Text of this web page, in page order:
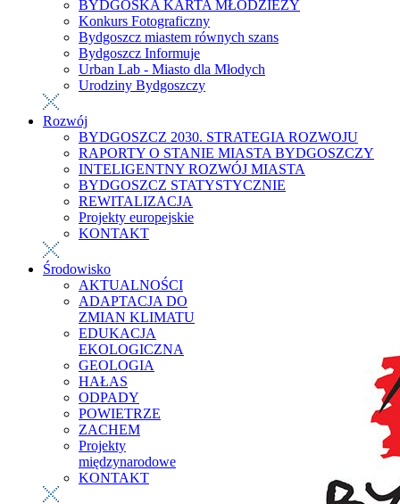
BYDGOSKA KARTA MŁODZIEŻY
Konkurs Fotograficzny
Bydgoszcz miastem równych szans
Bydgoszcz Informuje
Urban Lab - Miasto dla Młodych
Urodziny Bydgoszczy
Rozwój
BYDGOSZCZ 2030. STRATEGIA ROZWOJU
RAPORTY O STANIE MIASTA BYDGOSZCZY
INTELIGENTNY ROZWÓJ MIASTA
BYDGOSZCZ STATYSTYCZNIE
REWITALIZACJA
Projekty europejskie
KONTAKT
Środowisko
AKTUALNOŚCI
ADAPTACJA DO
ZMIAN KLIMATU
EDUKACJA
EKOLOGICZNA
GEOLOGIA
HAŁAS
ODPADY
POWIETRZE
ZACHEM
Projekty
międzynarodowe
KONTAKT